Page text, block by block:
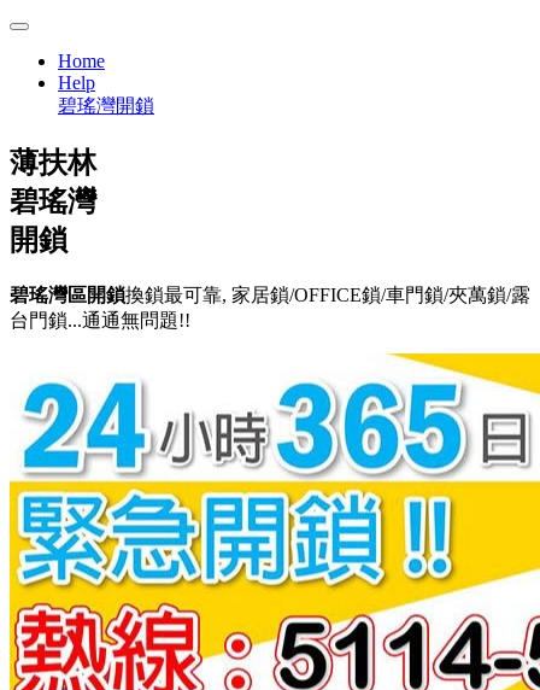
Home
Help
碧瑤灣開鎖
薄扶林
碧瑤灣
開鎖
碧瑤灣區開鎖換鎖最可靠, 家居鎖/OFFICE鎖/車門鎖/夾萬鎖/露
台門鎖...通通無問題!!